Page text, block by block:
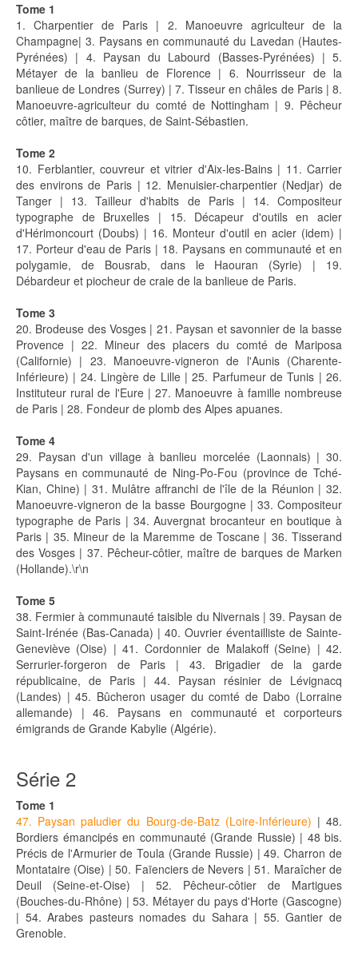
Tome 1
1. Charpentier de Paris | 2. Manoeuvre agriculteur de la
Champagne| 3. Paysans en communauté du Lavedan (Hautes-
Pyrénées) | 4. Paysan du Labourd (Basses-Pyrénées) | 5.
Métayer de la banlieu de Florence | 6. Nourrisseur de la
banlieue de Londres (Surrey) | 7. Tisseur en châles de Paris | 8.
Manoeuvre-agriculteur du comté de Nottingham | 9. Pêcheur
côtier, maître de barques, de Saint-Sébastien.
Tome 2
10. Ferblantier, couvreur et vitrier d'Aix-les-Bains | 11. Carrier
des environs de Paris | 12. Menuisier-charpentier (Nedjar) de
Tanger | 13. Tailleur d'habits de Paris | 14. Compositeur
typographe de Bruxelles | 15. Décapeur d'outils en acier
d'Hérimoncourt (Doubs) | 16. Monteur d'outil en acier (idem) |
17. Porteur d'eau de Paris | 18. Paysans en communauté et en
polygamie, de Bousrab, dans le Haouran (Syrie) | 19.
Débardeur et piocheur de craie de la banlieue de Paris.
Tome 3
20. Brodeuse des Vosges | 21. Paysan et savonnier de la basse
Provence | 22. Mineur des placers du comté de Mariposa
(Californie) | 23. Manoeuvre-vigneron de l'Aunis (Charente-
Inférieure) | 24. Lingère de Lille | 25. Parfumeur de Tunis | 26.
Instituteur rural de l'Eure | 27. Manoeuvre à famille nombreuse
de Paris | 28. Fondeur de plomb des Alpes apuanes.
Tome 4
29. Paysan d'un village à banlieu morcelée (Laonnais) | 30.
Paysans en communauté de Ning-Po-Fou (province de Tché-
Kian, Chine) | 31. Mulâtre affranchi de l'île de la Réunion | 32.
Manoeuvre-vigneron de la basse Bourgogne | 33. Compositeur
typographe de Paris | 34. Auvergnat brocanteur en boutique à
Paris | 35. Mineur de la Maremme de Toscane | 36. Tisserand
des Vosges | 37. Pêcheur-côtier, maître de barques de Marken
(Hollande).\r\n
Tome 5
38. Fermier à communauté taisible du Nivernais | 39. Paysan de
Saint-Irénée (Bas-Canada) | 40. Ouvrier éventailliste de Sainte-
Geneviève (Oise) | 41. Cordonnier de Malakoff (Seine) | 42.
Serrurier-forgeron de Paris | 43. Brigadier de la garde
républicaine, de Paris | 44. Paysan résinier de Lévignacq
(Landes) | 45. Bûcheron usager du comté de Dabo (Lorraine
allemande) | 46. Paysans en communauté et corporteurs
émigrands de Grande Kabylie (Algérie).
Série 2
Tome 1
47. Paysan paludier du Bourg-de-Batz (Loire-Inférieure) | 48.
Bordiers émancipés en communauté (Grande Russie) | 48 bis.
Précis de l'Armurier de Toula (Grande Russie) | 49. Charron de
Montataire (Oise) | 50. Faïenciers de Nevers | 51. Maraîcher de
Deuil (Seine-et-Oise) | 52. Pêcheur-côtier de Martigues
(Bouches-du-Rhône) | 53. Métayer du pays d'Horte (Gascogne)
| 54. Arabes pasteurs nomades du Sahara | 55. Gantier de
Grenoble.